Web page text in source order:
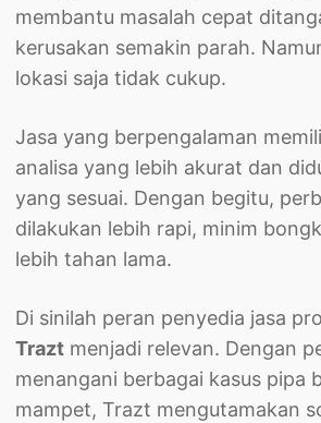
membantu masalah cepat
kerusakan semakin parah.
lokasi saja tidak cukup.
Jasa yang berpengalaman
analisa yang lebih akurat dan
yang sesuai. Dengan begitu,
dilakukan lebih rapi, minim
lebih tahan lama.
Di sinilah peran penyedia jasa
Traztmenjadi relevan. Dengan
menangani berbagai kasus pipa
mampet, Trazt mengutamakan